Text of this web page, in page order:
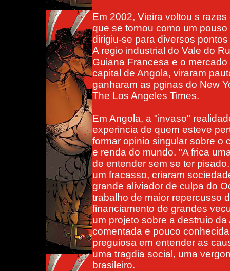
Em 2002, Vieira voltou s
que se tornou como um
dirigiu-se para diversos
A regio industrial do Vale do
Guiana Francesa e o
capital de Angola, viraram
ganharam as pginas do New
The Los Angeles Times.
Em Angola, a "invaso"
experincia de quem esteve
formar opinio singular sobre o
e renda do mundo. "A frica
de entender sem se ter
um fracasso, criaram
grande aliviador de culpa do
trabalho de maior repercusso
financiamento de grandes
um projeto sobre a destruio
comentada e pouco
preguiosa em entender as
uma tragdia social, uma
brasileiro.